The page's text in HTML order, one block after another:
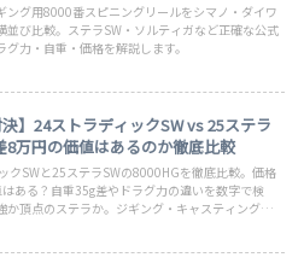
ング用8000番スピニングリールをシマノ・ダイワ
並び比較。ステラSW・ソルティガなど正確な公式
グ力・自重・価格を解説します。
決】24ストラディックSW vs 25ステラ
8万円の価値はあるのか徹底比較
クSWと25ステラSWの8000HGを徹底比較。価格
ある？自重35g差やドラグ力の違いを数字で検
か頂点のステラか。ジギング・キャスティングのリ